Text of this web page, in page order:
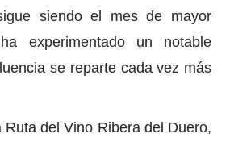
siendo el mes de mayor
experimentado un notable
se reparte cada vez más
Ruta del Vino Ribera del Duero,